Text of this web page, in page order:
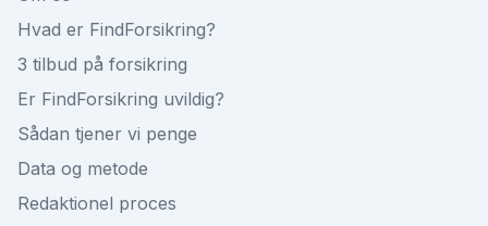
Hvad er FindForsikring?
3 tilbud på forsikring
Er FindForsikring uvildig?
Sådan tjener vi penge
Data og metode
Redaktionel proces